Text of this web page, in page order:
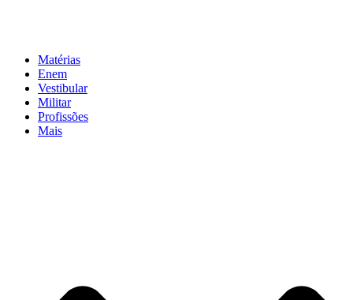
Matérias
Enem
Vestibular
Militar
Profissões
Mais